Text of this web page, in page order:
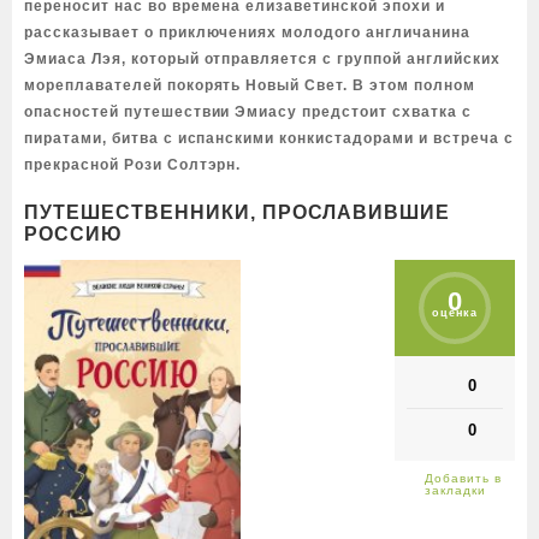
переносит нас во времена елизаветинской эпохи и
рассказывает о приключениях молодого англичанина
Эмиаса Лэя, который отправляется с группой английских
мореплавателей покорять Новый Свет. В этом полном
опасностей путешествии Эмиасу предстоит схватка с
пиратами, битва с испанскими конкистадорами и встреча с
прекрасной Рози Солтэрн.
ПУТЕШЕСТВЕННИКИ, ПРОСЛАВИВШИЕ
РОССИЮ
0
оценка
0
0